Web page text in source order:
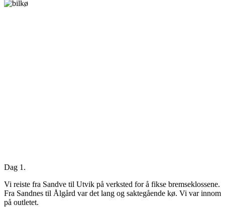
Dag 1.
Vi reiste fra Sandve til Utvik på verksted for å fikse bremseklossene.
Fra Sandnes til Ålgård var det lang og saktegående kø. Vi var innom
på outletet.